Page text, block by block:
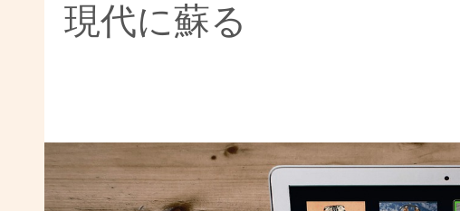
現代に蘇る